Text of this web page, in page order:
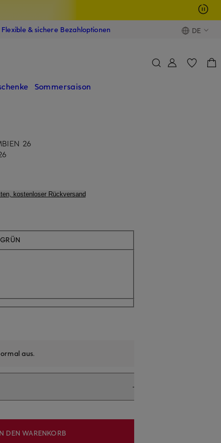
Flexible & sichere Bezahloptionen DE
Sommersaison
26
kostenloser Rückversand
aus.
DEN WARENKORB